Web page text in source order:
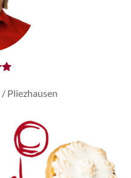
/ Pliezhausen